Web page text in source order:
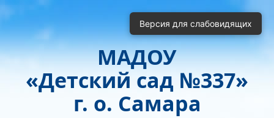
МАДОУ
«Детский сад №337»
г. о. Самара
Версия для слабовидящих
Монохромные изображения
Отключить Flash
Кернинг
Стандартный Средний Большой
Интервал
Полуторный Двойной